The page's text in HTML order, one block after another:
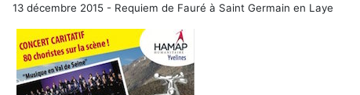
13 décembre 2015 - Requiem de Fauré à Saint Germain en Laye